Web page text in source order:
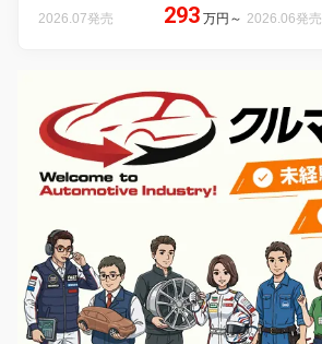
2026.07発売 293 万円 ～ 2026.06発売